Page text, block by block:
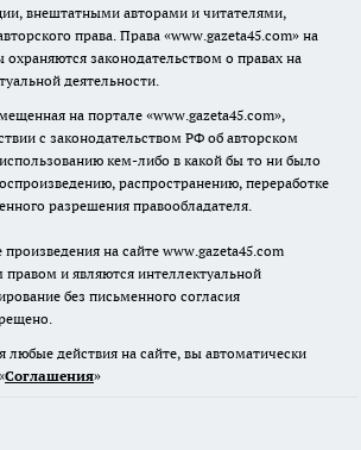
внештатными авторами и читателями,
права. Права «www.gazeta45.com» на
законодательством о правах на
деятельности.
на портале «www.gazeta45.com»,
с законодательством РФ об авторском
кем-либо в какой бы то ни было
распространению, переработке
разрешения правообладателя.
на сайте www.gazeta45.com
и являются интеллектуальной
без письменного согласия
любые действия на сайте, вы автоматически
Cоглашения»